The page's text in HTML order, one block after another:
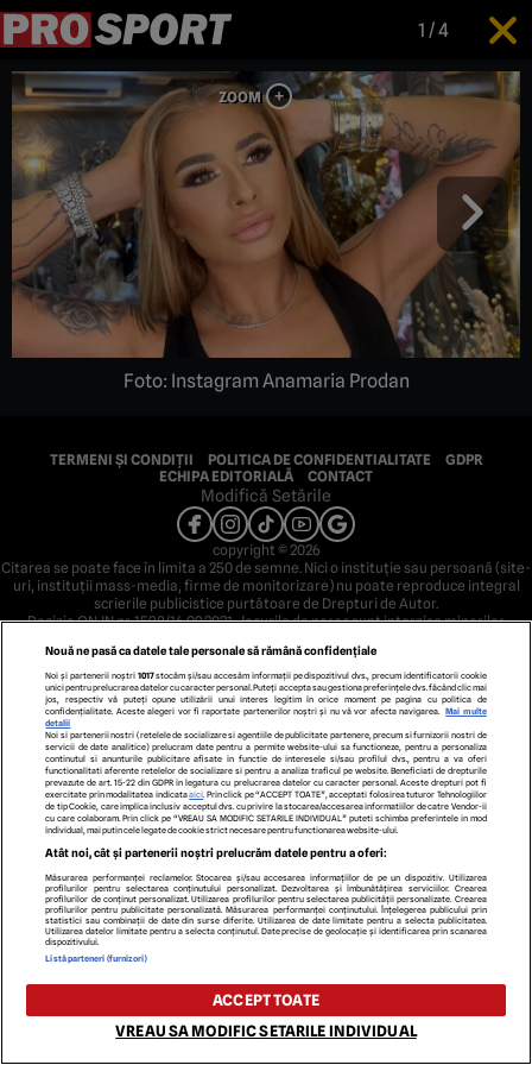
1 /4
Foto: Instagram Anamaria Prodan
TERMENI ȘI CONDIȚII POLITICA DE CONFIDENTIALITATE
GDPR
ECHIPA EDITORIALĂ
CONTACT
Modifică Setările
copyright © 2026
Citarea se poate face în limita a 250 de semne. Nici o instituţie sau persoană (site-
uri, instituţii mass-media, firme de monitorizare) nu poate reproduce integral
scrierile publicistice purtătoare de Drepturi de Autor.
Decizia ONJN nr. 1598/16.09.2021. Jocurile de noroc sunt interzise minorilor.
Nouă ne pasă ca datele tale personale să rămână confidențiale
Noi și partenerii noștri 1017stocăm și/sau accesăm informații pe dispozitivul dvs., precum identificatorii cookie
unici pentru prelucrarea datelor cu caracter personal. Puteți accepta sau gestiona preferințele dvs. făcând clic mai
jos, respectiv vă puteți opune utilizării unui interes legitim în orice moment pe pagina cu politica de
confidențialitate. Aceste alegeri vor fi raportate partenerilor noștri și nu vă vor afecta navigarea.
Mai multe
detalii
Noi si partenerii nostri (retelele de socializare si agentiile de publicitate partenere, precum si furnizorii nostri de
servicii de date analitice) prelucram date pentru a permite website-ului sa functioneze, pentru a personaliza
continutul si anunturile publicitare afisate in functie de interesele si/sau profilul dvs., pentru a va oferi
functionalitati aferente retelelor de socializare si pentru a analiza traficul pe website. Beneficiati de drepturile
prevazute de art. 15-22 din GDPR in legatura cu prelucrarea datelor cu caracter personal. Aceste drepturi pot fi
exercitate prin modalitatea indicataaici . Prin click pe “ACCEPT TOATE”, acceptati folosirea tuturor Tehnologiilor
de tip Cookie, care implica inclusiv acceptul dvs. cu privire la stocarea/accesarea informatiilor de catre Vendor-ii
cu care colaboram. Prin click pe “VREAU SA MODIFIC SETARILE INDIVIDUAL” puteti schimba preferintele in mod
individual, mai putin cele legate de cookie strict necesare pentru functionarea website-ului.
Atât noi, cât și partenerii noștri prelucrăm datele pentru a oferi:
Măsurarea performanței reclamelor. Stocarea și/sau accesarea informațiilor de pe un dispozitiv. Utilizarea
profilurilor pentru selectarea conținutului personalizat. Dezvoltarea și îmbunătățirea serviciilor. Crearea
profilurilor de conținut personalizat. Utilizarea profilurilor pentru selectarea publicității personalizate. Crearea
profilurilor pentru publicitate personalizată. Măsurarea performanței conținutului. Înțelegerea publicului prin
statistici sau combinații de date din surse diferite. Utilizarea de date limitate pentru a selecta publicitatea.
Utilizarea datelor limitate pentru a selecta conținutul. Date precise de geolocație și identificarea prin scanarea
dispozitivului.
Listă parteneri (furnizori)
ACCEPT TOATE
VREAU SA MODIFIC SETARILE INDIVIDUAL